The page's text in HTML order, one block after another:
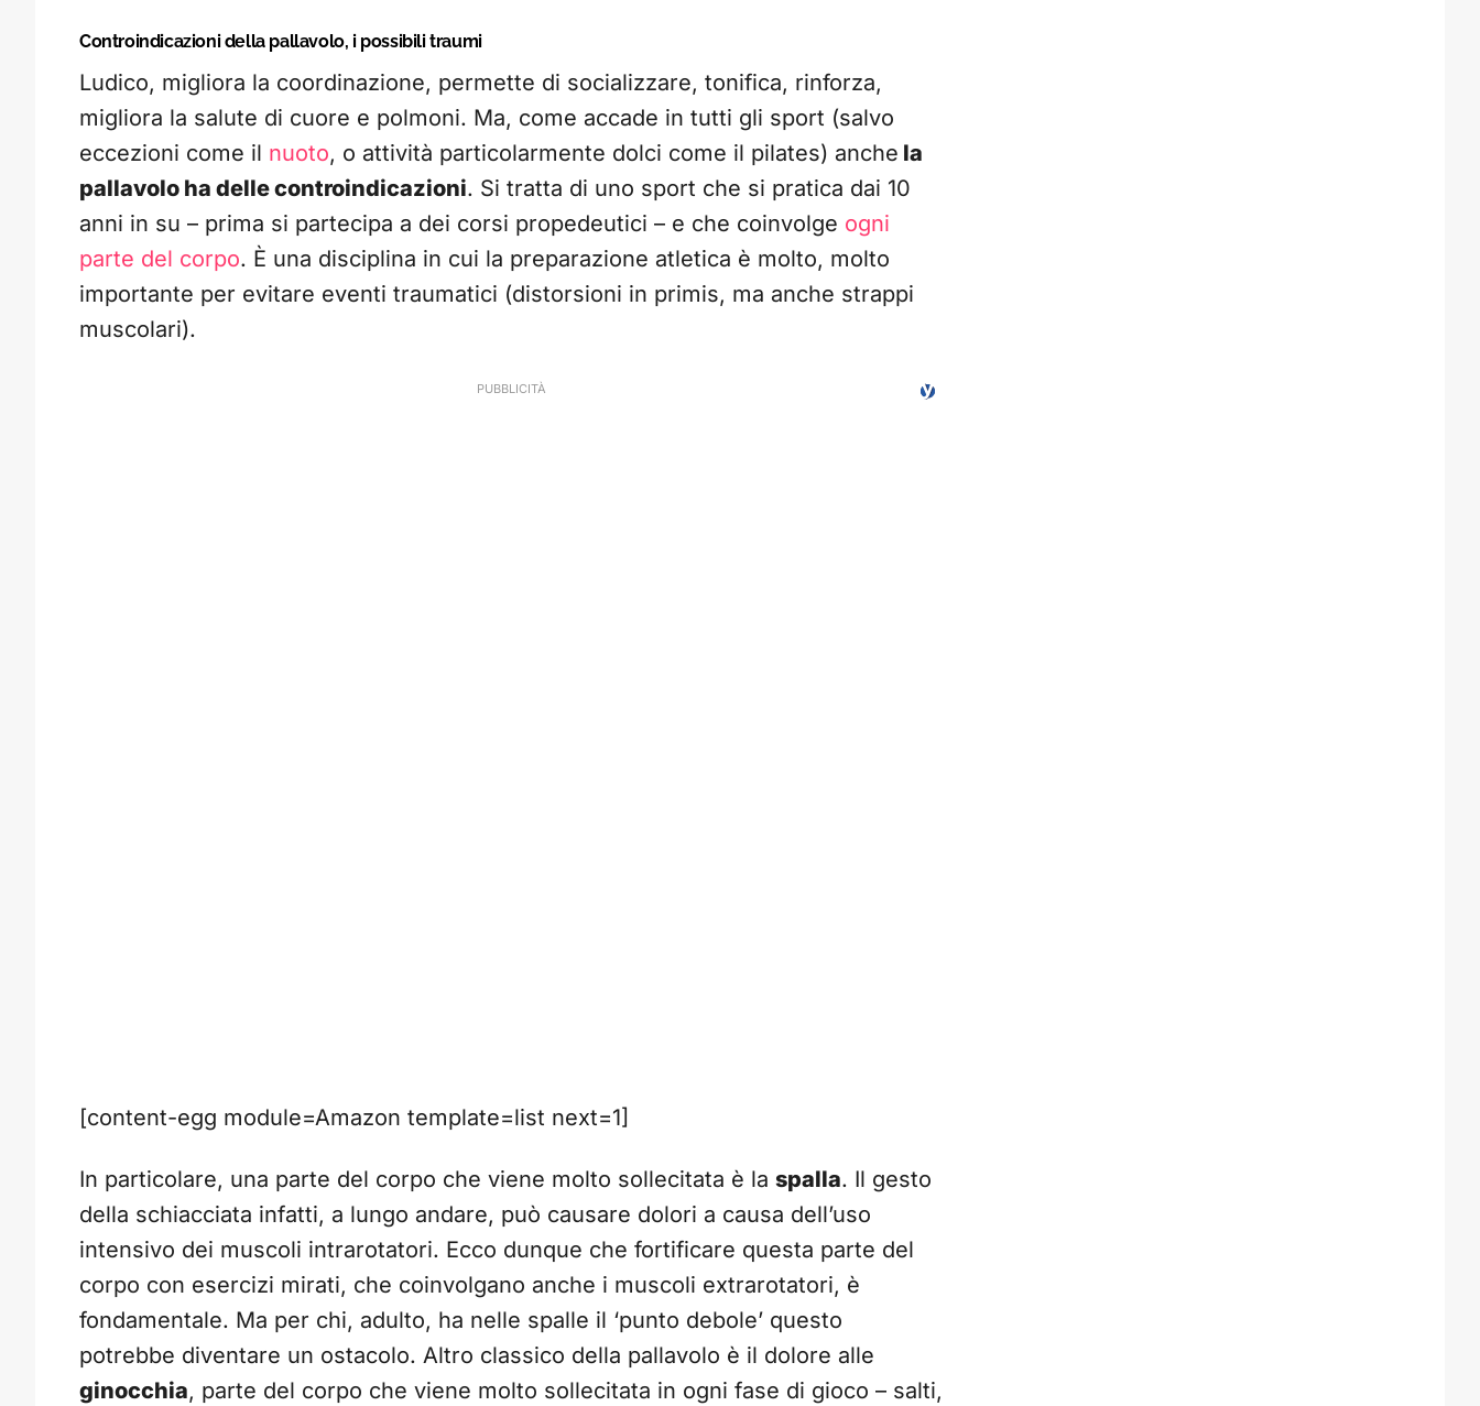
Controindicazioni della pallavolo, i possibili traumi
Ludico, migliora la coordinazione, permette di socializzare, tonifica, rinforza,
migliora la salute di cuore e polmoni. Ma, come accade in tutti gli sport (salvo
eccezioni come il nuoto, o attività particolarmente dolci come il pilates) anche la
pallavolo ha delle controindicazioni. Si tratta di uno sport che si pratica dai 10
anni in su – prima si partecipa a dei corsi propedeutici – e che coinvolge ogni
parte del corpo. È una disciplina in cui la preparazione atletica è molto, molto
importante per evitare eventi traumatici (distorsioni in primis, ma anche strappi
muscolari).
[content-egg module=Amazon template=list next=1]
In particolare, una parte del corpo che viene molto sollecitata è la spalla. Il gesto
della schiacciata infatti, a lungo andare, può causare dolori a causa dell’uso
intensivo dei muscoli intrarotatori. Ecco dunque che fortificare questa parte del
corpo con esercizi mirati, che coinvolgano anche i muscoli extrarotatori, è
fondamentale. Ma per chi, adulto, ha nelle spalle il ‘punto debole’ questo
potrebbe diventare un ostacolo. Altro classico della pallavolo è il dolore alle
ginocchia, parte del corpo che viene molto sollecitata in ogni fase di gioco – salti,